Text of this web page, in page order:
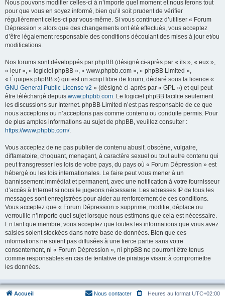
Nous pouvons modifier celles-ci à n’importe quel moment et nous ferons tout
pour que vous en soyez informé, bien qu’il soit prudent de vérifier
régulièrement celles-ci par vous-même. Si vous continuez d’utiliser « Forum
Dépression » alors que des changements ont été effectués, vous acceptez
d’être légalement responsable des conditions découlant des mises à jour et/ou
modifications.
Nos forums sont développés par phpBB (désigné ci-après par « ils », « eux »,
« leur », « logiciel phpBB », « www.phpbb.com », « phpBB Limited »,
« Équipes phpBB ») qui est un script libre de forum, déclaré sous la licence «
GNU General Public License v2 » (désigné ci-après par « GPL ») et qui peut
être téléchargé depuis www.phpbb.com. Le logiciel phpBB facilite seulement
les discussions sur Internet. phpBB Limited n’est pas responsable de ce que
nous acceptons ou n’acceptons pas comme contenu ou conduite permis. Pour
de plus amples informations au sujet de phpBB, veuillez consulter :
https://www.phpbb.com/.
Vous acceptez de ne pas publier de contenu abusif, obscène, vulgaire,
diffamatoire, choquant, menaçant, à caractère sexuel ou tout autre contenu qui
peut transgresser les lois de votre pays, du pays où « Forum Dépression » est
hébergé ou les lois internationales. Le faire peut vous mener à un
bannissement immédiat et permanent, avec une notification à votre fournisseur
d’accès à Internet si nous le jugeons nécessaire. Les adresses IP de tous les
messages sont enregistrées pour aider au renforcement de ces conditions.
Vous acceptez que « Forum Dépression » supprime, modifie, déplace ou
verrouille n’importe quel sujet lorsque nous estimons que cela est nécessaire.
En tant que membre, vous acceptez que toutes les informations que vous avez
saisies soient stockées dans notre base de données. Bien que ces
informations ne soient pas diffusées à une tierce partie sans votre
consentement, ni « Forum Dépression », ni phpBB ne pourront être tenus
comme responsables en cas de tentative de piratage visant à compromettre
les données.
Accueil Heures au format UTC+02:00
Nous contacter